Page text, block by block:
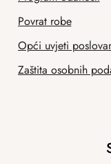
Povrat robe
Opći uvjeti
Zaštita osobnih